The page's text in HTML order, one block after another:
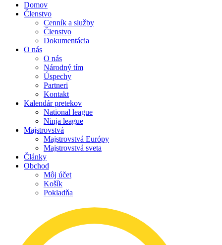
Domov
Členstvo
Cenník a služby
Členstvo
Dokumentácia
O nás
O nás
Národný tím
Úspechy
Partneri
Kontakt
Kalendár pretekov
National league
Ninja league
Majstrovstvá
Majstrovstvá Európy
Majstrovstvá sveta
Články
Obchod
Môj účet
Košík
Pokladňa